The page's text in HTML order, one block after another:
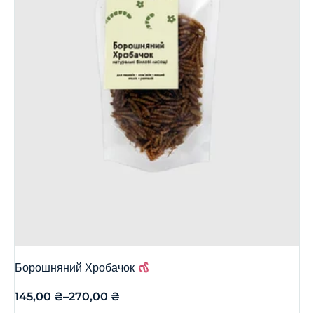
Борошняний Хробачок
145,00 ₴–270,00 ₴